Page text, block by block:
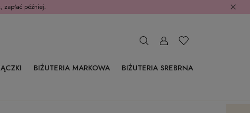
zapłać później.
BIŻUTERIA MARKOWA
BIŻUTERIA SREBRNA